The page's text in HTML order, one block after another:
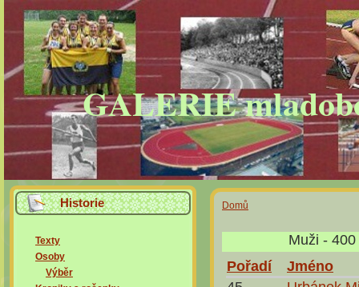
GALERIE
Historie
Texty
Osoby
Výběr
Domů
Muži -
Pořadí
Jméno